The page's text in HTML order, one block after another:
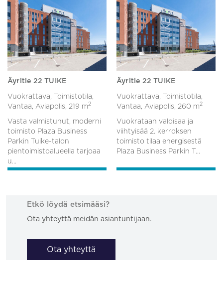
Äyritie 22 TUIKE
Vuokrattava, Toimistotila,
Vantaa, Aviapolis, 219 m2
Vasta valmistunut, moderni
toimisto Plaza Business
Parkin Tuike-talon
pientoimistoalueella tarjoaa
u...
Äyritie 22 TUIKE
Vuokrattava, Toimistotila,
Vantaa, Aviapolis, 260 m2
Vuokrataan valoisaa ja
viihtyisää 2. kerroksen
toimisto tilaa energisestä
Plaza Business Parkin T...
Etkö löydä etsimääsi?
Ota yhteyttä meidän asiantuntijaan.
Ota yhteyttä